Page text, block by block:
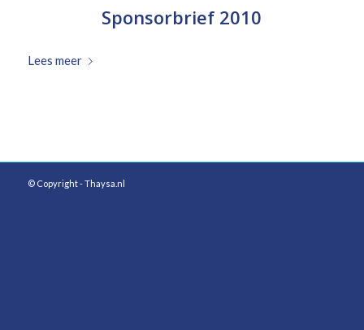
Sponsorbrief 2010
Lees meer
© Copyright - Thaysa.nl